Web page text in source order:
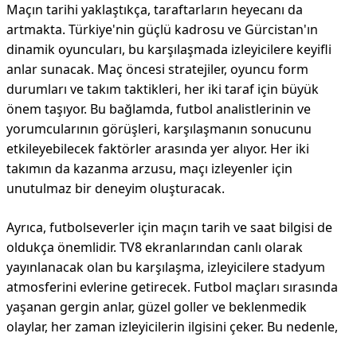
Maçın tarihi yaklaştıkça, taraftarların heyecanı da
artmakta. Türkiye'nin güçlü kadrosu ve Gürcistan'ın
dinamik oyuncuları, bu karşılaşmada izleyicilere keyifli
anlar sunacak. Maç öncesi stratejiler, oyuncu form
durumları ve takım taktikleri, her iki taraf için büyük
önem taşıyor. Bu bağlamda, futbol analistlerinin ve
yorumcularının görüşleri, karşılaşmanın sonucunu
etkileyebilecek faktörler arasında yer alıyor. Her iki
takımın da kazanma arzusu, maçı izleyenler için
unutulmaz bir deneyim oluşturacak.
Ayrıca, futbolseverler için maçın tarih ve saat bilgisi de
oldukça önemlidir. TV8 ekranlarından canlı olarak
yayınlanacak olan bu karşılaşma, izleyicilere stadyum
atmosferini evlerine getirecek. Futbol maçları sırasında
yaşanan gergin anlar, güzel goller ve beklenmedik
olaylar, her zaman izleyicilerin ilgisini çeker. Bu nedenle,